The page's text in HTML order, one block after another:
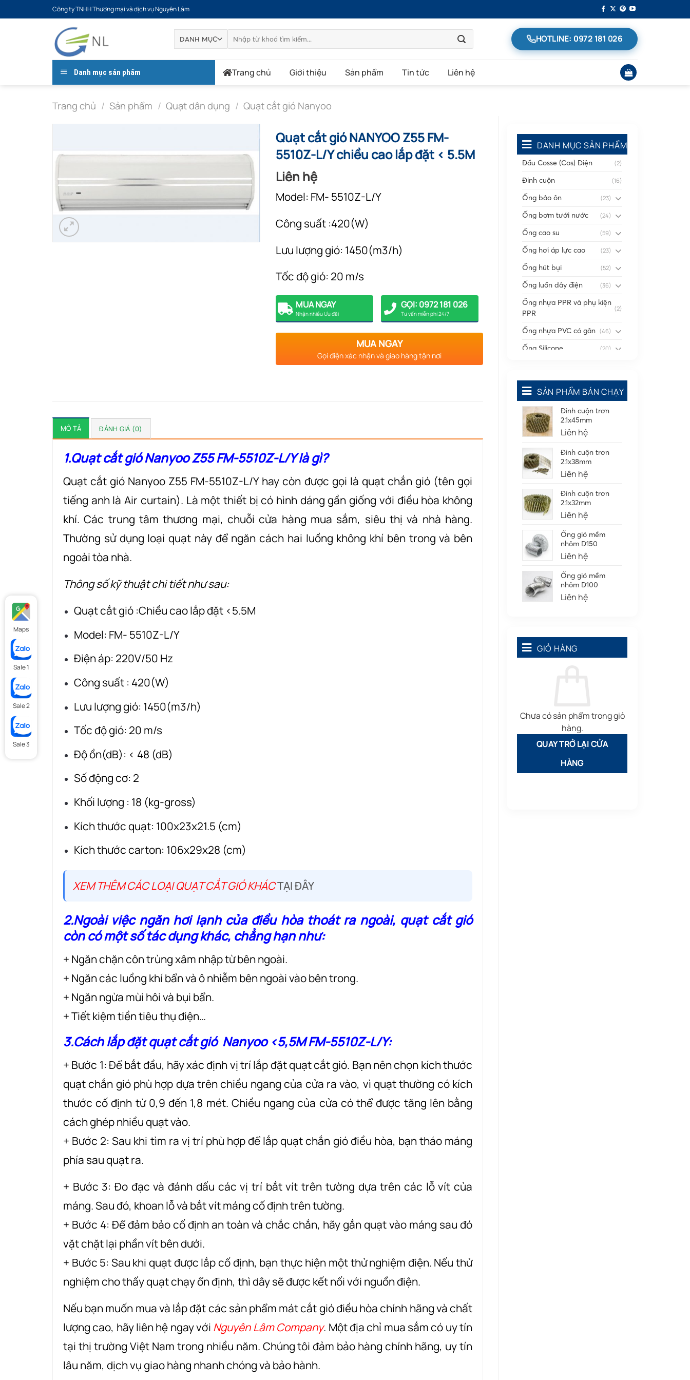
qua
Công ty TNHH Thương mại và dịch vụ Nguyên Lâm
kiếm:
HOTLINE: 0972 181 026
Danh mục sản phẩm Trang chủ Giới thiệu Sản phẩm Tin tức Liên hệ
Trang chủ / Sản phẩm / Quạt dân dụng / Quạt cắt gió Nanyoo
DANH MỤC SẢN PHẨM
Đầu Cosse (Cos) Điện (2)
Đinh cuộn (16)
Ống bảo ôn (23)
Ống bơm tưới nước (24)
Ống cao su (59)
Ống hơi áp lực cao (23)
Ống hút bụi (52)
Ống luồn dây điện (36)
Ống nhựa PPR và phụ kiện
PPR
(2)
Ống nhựa PVC có gân (46)
Ống Silicone (20)
Phụ kiện nối
Quạt dân dụng (91)
Quạt cắt gió Nanyoo
Quạt thông gió
Tấm cao su
SẢN PHẨM BÁN CHẠY
Đinh cuộn trơn
2.1x45mm
Liên hệ
Đinh cuộn trơn
2.1x38mm
Liên hệ
Đinh cuộn trơn
2.1x32mm
Liên hệ
Ống gió mềm
nhôm D150
Liên hệ
Ống gió mềm
nhôm D100
Liên hệ
GIỎ HÀNG
Chưa có sản phẩm trong giỏ
hàng.
QUAY TRỞ LẠI CỬA
HÀNG
Quạt cắt gió NANYOO Z55 FM-
5510Z-L/Y chiều cao lắp đặt < 5.5M
Liên hệ
Model: FM- 5510Z-L/Y
Công suất :420(W)
Lưu lượng gió: 1450(m3/h)
Tốc độ gió: 20 m/s
MUA NGAY
Nhận nhiều Ưu đãi
GỌI: 0972 181 026
Tư vấn miễn phí 24/7
MUA NGAY
Gọi điện xác nhận và giao hàng tận nơi
MÔ TẢ ĐÁNH GIÁ (0)
1.Quạt cắt gió Nanyoo Z55 FM-5510Z-L/Y là gì?
Quạt cắt gió Nanyoo Z55 FM-5510Z-L/Y hay còn được gọi là quạt chắn gió (tên gọi
tiếng anh là Air curtain). Là một thiết bị có hình dáng gần giống với điều hòa không
khí. Các trung tâm thương mại, chuỗi cửa hàng mua sắm, siêu thị và nhà hàng.
Thường sử dụng loại quạt này để ngăn cách hai luồng không khí bên trong và bên
ngoài tòa nhà.
Thông số kỹ thuật chi tiết như sau:
Quạt cắt gió :Chiều cao lắp đặt <5.5M
Model: FM- 5510Z-L/Y
Điện áp: 220V/50 Hz
Công suất : 420(W)
Lưu lượng gió: 1450(m3/h)
Tốc độ gió: 20 m/s
Độ ồn(dB): < 48 (dB)
Số động cơ: 2
Khối lượng : 18 (kg-gross)
Kích thước quạt: 100x23x21.5 (cm)
Kích thước carton: 106x29x28 (cm)
XEM THÊM CÁC LOẠI QUẠT CẮT GIÓ KHÁCTẠI ĐÂY
2.Ngoài việc ngăn hơi lạnh của điều hòa thoát ra ngoài, quạt cắt gió
còn có một số tác dụng khác, chẳng hạn như:
+ Ngăn chặn côn trùng xâm nhập từ bên ngoài.
+ Ngăn các luồng khí bẩn và ô nhiễm bên ngoài vào bên trong.
+ Ngăn ngừa mùi hôi và bụi bẩn.
+ Tiết kiệm tiền tiêu thụ điện…
3.Cách lắp đặt quạt cắt gió Nanyoo <5,5M FM-5510Z-L/Y:
+ Bước 1: Để bắt đầu, hãy xác định vị trí lắp đặt quạt cắt gió. Bạn nên chọn kích thước
quạt chắn gió phù hợp dựa trên chiều ngang của cửa ra vào, vì quạt thường có kích
thước cố định từ 0,9 đến 1,8 mét. Chiều ngang của cửa có thể được tăng lên bằng
cách ghép nhiều quạt vào.
+ Bước 2: Sau khi tìm ra vị trí phù hợp để lắp quạt chắn gió điều hòa, bạn tháo máng
phía sau quạt ra.
+ Bước 3: Đo đạc và đánh dấu các vị trí bắt vít trên tường dựa trên các lỗ vít của
máng. Sau đó, khoan lỗ và bắt vít máng cố định trên tường.
+ Bước 4: Để đảm bảo cố định an toàn và chắc chắn, hãy gắn quạt vào máng sau đó
vặt chặt lại phần vít bên dưới.
+ Bước 5: Sau khi quạt được lắp cố định, bạn thực hiện một thử nghiệm điện. Nếu thử
nghiệm cho thấy quạt chạy ổn định, thì dây sẽ được kết nối với nguồn điện.
Nếu bạn muốn mua và lắp đặt các sản phẩm mát cắt gió điều hòa chính hãng và chất
lượng cao, hãy liên hệ ngay với Nguyên Lâm Company. Một địa chỉ mua sắm có uy tín
tại thị trường Việt Nam trong nhiều năm. Chúng tôi đảm bảo hàng chính hãng, uy tín
lâu năm, dịch vụ giao hàng nhanh chóng và bảo hành.
Maps
Sale 1
Sale 2
Sale 3